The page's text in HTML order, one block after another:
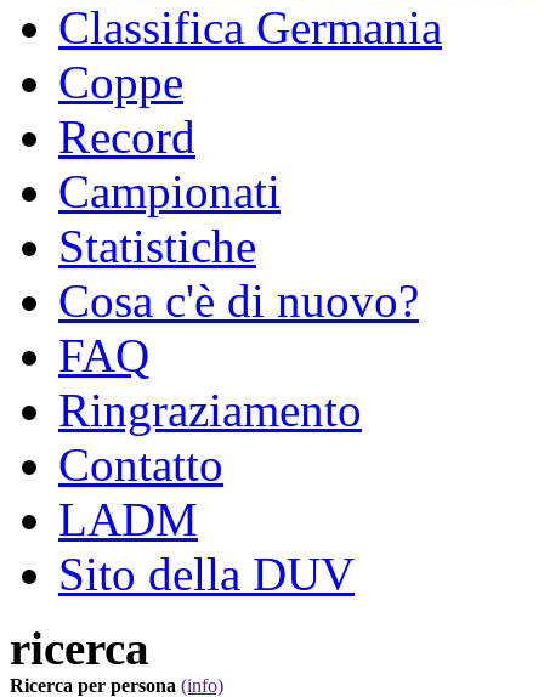
Classifica Germania
Coppe
Record
Campionati
Statistiche
Cosa c'è di nuovo?
FAQ
Ringraziamento
Contatto
LADM
Sito della DUV
ricerca
Ricerca per persona (info)